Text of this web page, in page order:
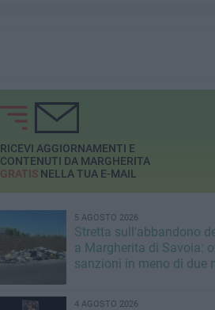
RICEVI AGGIORNAMENTI E
CONTENUTI DA MARGHERITA
GRATISNELLA TUA E-MAIL
5 AGOSTO 2026
Stretta sull'abbandono
a Margherita di Savoia:
sanzioni in meno di due
4 AGOSTO 2026